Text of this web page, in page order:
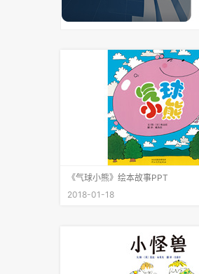
《气球小熊》绘本故事PPT
2018-01-18